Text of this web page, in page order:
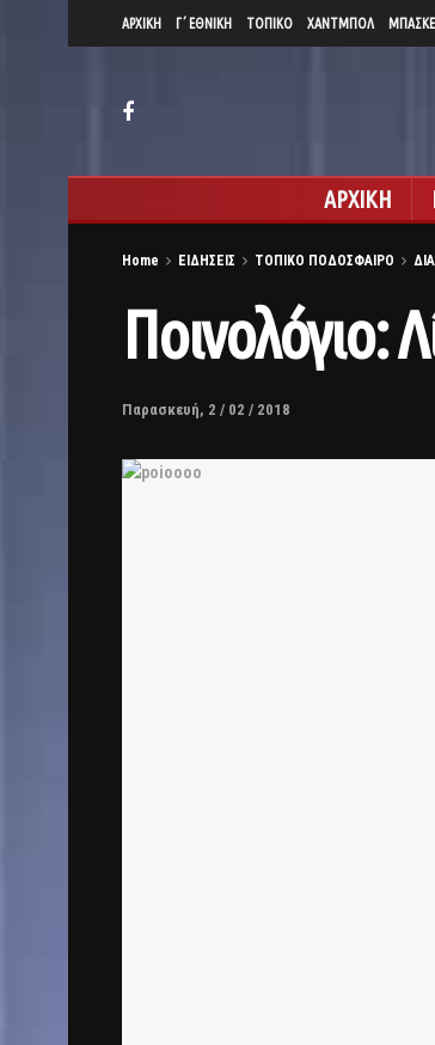
ΑΡΧΙΚΗ Γ΄ ΕΘΝΙΚΗ ΤΟΠΙΚΟ ΧΑΝΤΜΠΟΛ
ΑΡΧΙΚΗ
Home ΕΙΔΗΣΕΙΣ ΤΟΠΙΚΟ ΠΟΔΟΣΦΑΙΡΟ
Ποινολόγιο:
Παρασκευή, 2 / 02 / 2018